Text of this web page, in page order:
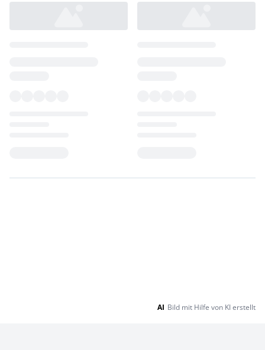
AI Bild mit Hilfe von KI erstellt